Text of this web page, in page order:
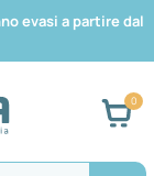
evasi a partire dal